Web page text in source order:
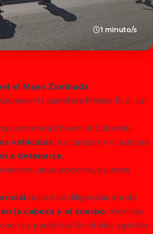
1 minuto/s
el Mayo Zambada,
en la carretera México 15, al sur
camioneta Chevrolet Colorado,
vehículos lo alcanzaron a la altura
a detenerse.
varias personas, quienes
realizó las diligencias donde
la cabeza y el cuerpo, mientras
y parabrisas. En el sitio, agentes